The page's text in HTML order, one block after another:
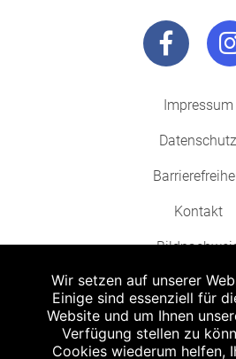
Impressum
Datenschutz
Kontakt
Abgabe in haushaltsüblichen Mengen, solange
Wir setzen auf unserer
Einige sind essenziell für
Website und um Ihnen
Verfügung stellen zu
Cookies wiederum helfen,